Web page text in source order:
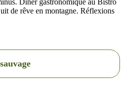
Dîner gastronomique au Bistro
de rêve en montagne. Réflexions